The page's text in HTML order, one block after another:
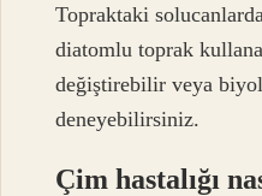
Topraktaki
diatomlu toprak
değiştirebilir veya
deneyebilirsiniz.
Çim hastalığı